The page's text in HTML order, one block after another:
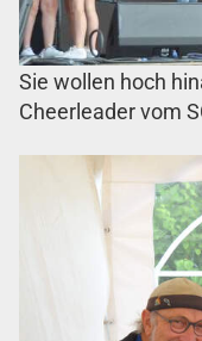
Sie wollen hoch
Cheerleader vom